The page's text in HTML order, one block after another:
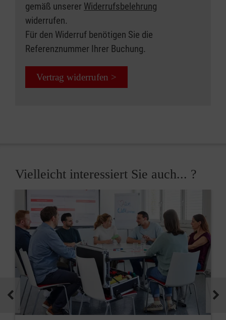
gemäß unserer Widerrufsbelehrung
widerrufen.
Für den Widerruf benötigen Sie die
Referenznummer Ihrer Buchung.
Vertrag widerrufen >
Vielleicht interessiert Sie auch... ?